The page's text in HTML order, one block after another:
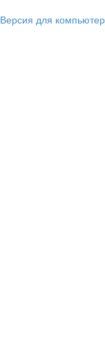
Версия для